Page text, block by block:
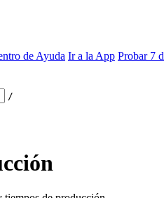
de Ayuda Ir a la App Probar 7
/